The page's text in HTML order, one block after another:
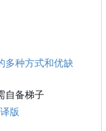
多种方式和优缺
自备梯子
版